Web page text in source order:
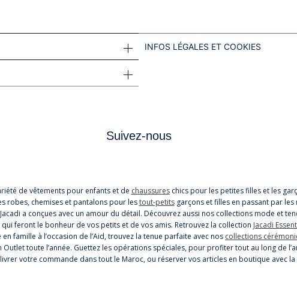
INFOS LÉGALES ET COOKIES
Suivez-nous
de vêtements pour enfants et de chaussureschics pour les petites filles et les
robes, chemises et pantalons pour lestout-petitsgarçons et filles en passant par les
a conçues avec un amour du détail. Découvrez aussi nos collections mode et
feront le bonheur de vos petits et de vos amis. Retrouvez la collection Jacadi
famille à l’occasion de l’Aid, trouvez la tenue parfaite avec nos collections
toute l’année. Guettez les opérations spéciales, pour profiter tout au long de
livrer votre commande dans tout le Maroc, ou réserver vos articles en boutique avec